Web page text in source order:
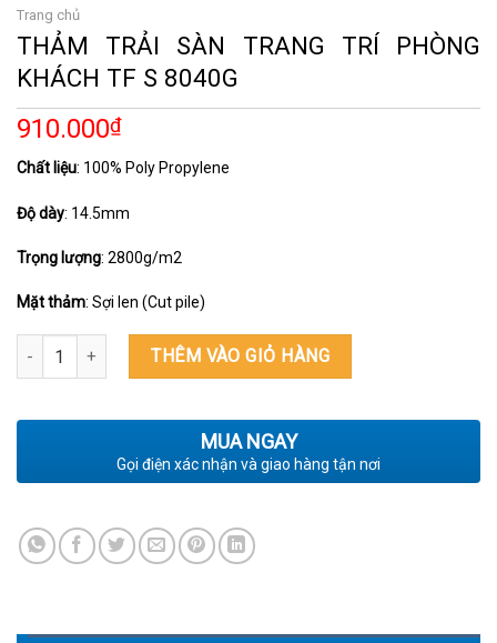
Trang chủ
THẢM TRẢI SÀN TRANG TRÍ PHÒNG
KHÁCH TF S 8040G
910.000₫
Chất liệu: 100% Poly Propylene
Độ dày: 14.5mm
Trọng lượng: 2800g/m2
Mặt thảm: Sợi len (Cut pile)
THẢM TRẢI SÀN TRANG TRÍ PHÒNG KHÁCH TF S 8040G số lượng
THÊM VÀO GIỎ HÀNG
MUA NGAY
Gọi điện xác nhận và giao hàng tận nơi